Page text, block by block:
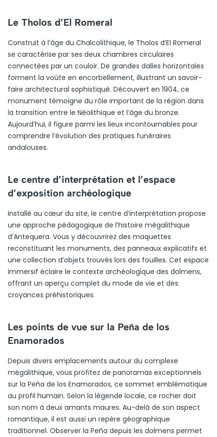
Le Tholos d’El Romeral
Construit à l’âge du Chalcolithique, le Tholos d’El Romeral
se caractérise par ses deux chambres circulaires
connectées par un couloir. De grandes dalles horizontales
forment la voûte en encorbellement, illustrant un savoir-
faire architectural sophistiqué. Découvert en 1904, ce
monument témoigne du rôle important de la région dans
la transition entre le Néolithique et l’âge du bronze.
Aujourd’hui, il figure parmi les lieux incontournables pour
comprendre l’évolution des pratiques funéraires
andalouses.
Le centre d’interprétation et l’espace
d’exposition archéologique
Installé au cœur du site, le centre d’interprétation propose
une approche pédagogique de l’histoire mégalithique
d’Antequera. Vous y découvrirez des maquettes
reconstituant les monuments, des panneaux explicatifs et
une collection d’objets trouvés lors des fouilles. Cet espace
immersif éclaire le contexte archéologique des dolmens,
offrant un aperçu complet du mode de vie et des
croyances préhistoriques.
Les points de vue sur la Peña de los
Enamorados
Depuis divers emplacements autour du complexe
mégalithique, vous profitez de panoramas exceptionnels
sur la Peña de los Enamorados, ce sommet emblématique
au profil humain. Selon la légende locale, ce rocher doit
son nom à deux amants maures. Au-delà de son aspect
romantique, il est aussi un repère géographique
traditionnel. Observer la Peña depuis les dolmens permet